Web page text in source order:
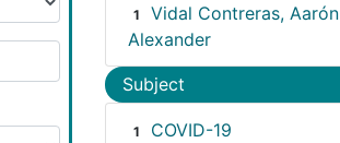
1
Vidal Contreras, Aarón
Alexander
Subject
1 COVID-19